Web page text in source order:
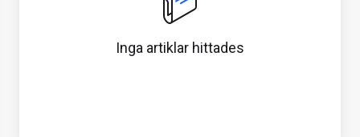
Inga artiklar hittades